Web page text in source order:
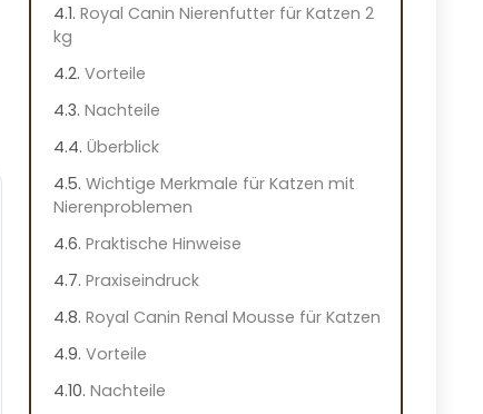
Royal Canin Nierenfutter für Katzen 2
kg
Vorteile
Nachteile
Überblick
Wichtige Merkmale für Katzen mit
Nierenproblemen
Praktische Hinweise
Praxiseindruck
Royal Canin Renal Mousse für Katzen
Vorteile
Nachteile